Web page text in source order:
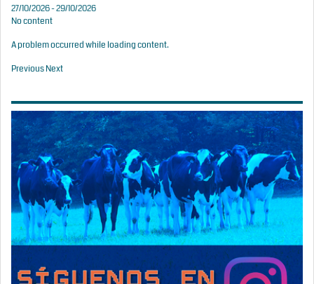
27/10/2026 - 29/10/2026
No content
A problem occurred while loading content.
PreviousNext